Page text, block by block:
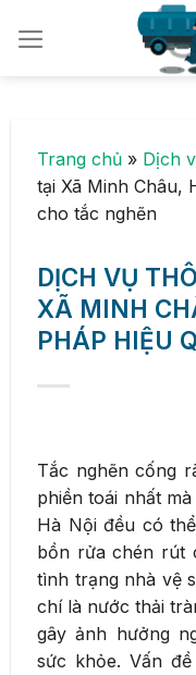
Trang chủ » Dịch
tại Xã Minh Châu,
cho tắc nghẽn
DỊCH VỤ
XÃ MINH
PHÁP HIỆU
Tắc nghẽn cống
phiền toái nhất
Hà Nội đều có
bồn rửa chén rút
tình trạng nhà vệ
chí là nước thải
gây ảnh hưởng
sức khỏe. Vấn